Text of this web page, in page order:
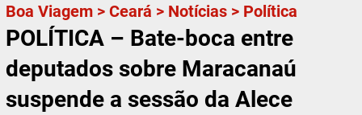
Boa Viagem >Ceará > Notícias > Política
POLÍTICA – Bate-boca entre
deputados sobre Maracanaú
suspende a sessão da Alece